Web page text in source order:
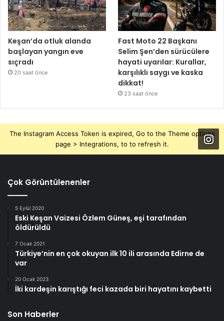
Keşan’da otluk alanda
başlayan yangın eve
sıçradı
20 saat önce
Fast Moto 22 Başkanı
Selim Şen’den sürücülere
hayati uyarılar: Kurallar,
karşılıklı saygı ve kaska
dikkat!
23 saat önce
The Instagram Access Token is expired, Go to the Theme options
page > Integrations, to to refresh it.
Çok Görüntülenenler
5 Eylül 2020
Eski Keşan Vaizesi Özlem Güneş, eşi tarafından
öldürüldü
7 Ocak 2021
Türkiye’nin en çok okuyan ilk 10 ili arasında Edirne de
var
20 Ocak 2023
İki kardeşin karıştığı feci kazada biri hayatını kaybetti
Son Haberler